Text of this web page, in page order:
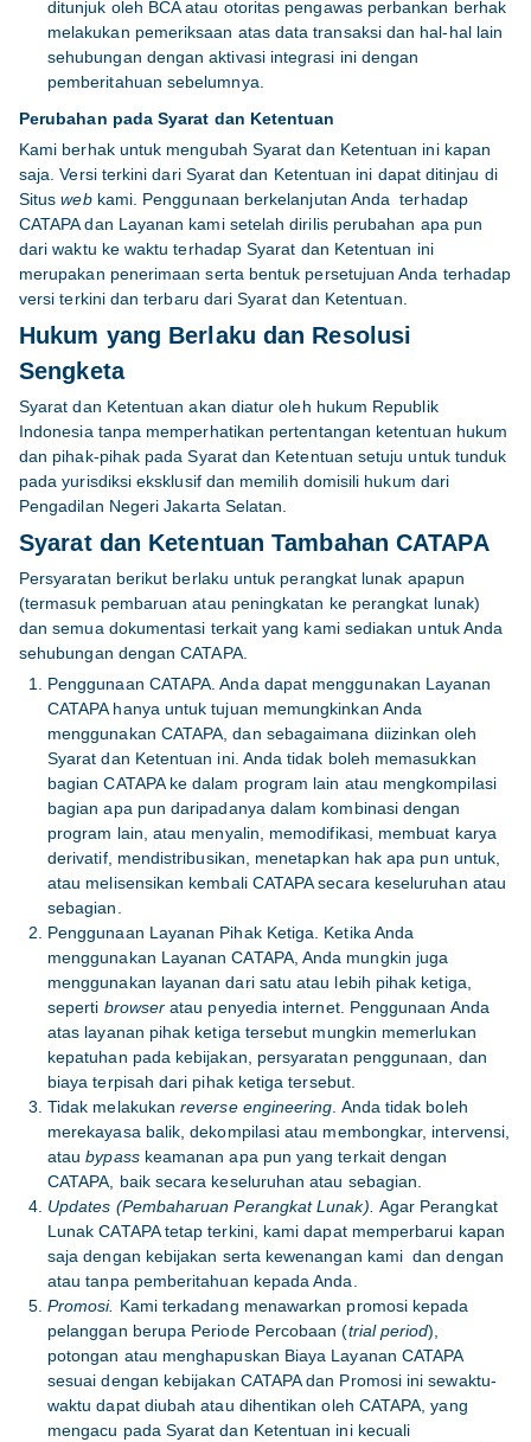
ditunjuk oleh BCA atau otoritas pengawas perbankan berhak
melakukan pemeriksaan atas data transaksi dan hal-hal lain
sehubungan dengan aktivasi integrasi ini dengan
pemberitahuan sebelumnya.
Perubahan pada Syarat dan Ketentuan
Kami berhak untuk mengubah Syarat dan Ketentuan ini kapan
saja. Versi terkini dari Syarat dan Ketentuan ini dapat ditinjau di
Situsweb kami. Penggunaan berkelanjutan Anda terhadap
CATAPA dan Layanan kami setelah dirilis perubahan apa pun
dari waktu ke waktu terhadap Syarat dan Ketentuan ini
merupakan penerimaan serta bentuk persetujuan Anda terhadap
versi terkini dan terbaru dari Syarat dan Ketentuan.
Hukum yang Berlaku dan Resolusi
Sengketa
Syarat dan Ketentuan akan diatur oleh hukum Republik
Indonesia tanpa memperhatikan pertentangan ketentuan hukum
dan pihak-pihak pada Syarat dan Ketentuan setuju untuk tunduk
pada yurisdiksi eksklusif dan memilih domisili hukum dari
Pengadilan Negeri Jakarta Selatan.
Syarat dan Ketentuan Tambahan CATAPA
Persyaratan berikut berlaku untuk perangkat lunak apapun
(termasuk pembaruan atau peningkatan ke perangkat lunak)
dan semua dokumentasi terkait yang kami sediakan untuk Anda
sehubungan dengan CATAPA.
Penggunaan CATAPA. Anda dapat menggunakan Layanan
CATAPA hanya untuk tujuan memungkinkan Anda
menggunakan CATAPA, dan sebagaimana diizinkan oleh
Syarat dan Ketentuan ini. Anda tidak boleh memasukkan
bagian CATAPA ke dalam program lain atau mengkompilasi
bagian apa pun daripadanya dalam kombinasi dengan
program lain, atau menyalin, memodifikasi, membuat karya
derivatif, mendistribusikan, menetapkan hak apa pun untuk,
atau melisensikan kembali CATAPA secara keseluruhan atau
sebagian.
Penggunaan Layanan Pihak Ketiga. Ketika Anda
menggunakan Layanan CATAPA, Anda mungkin juga
menggunakan layanan dari satu atau lebih pihak ketiga,
seperti browser atau penyedia internet. Penggunaan Anda
atas layanan pihak ketiga tersebut mungkin memerlukan
kepatuhan pada kebijakan, persyaratan penggunaan, dan
biaya terpisah dari pihak ketiga tersebut.
Tidak melakukanreverse engineering . Anda tidak boleh
merekayasa balik, dekompilasi atau membongkar, intervensi,
ataubypass keamanan apa pun yang terkait dengan
CATAPA, baik secara keseluruhan atau sebagian.
Updates (Pembaharuan Perangkat Lunak). Agar Perangkat
Lunak CATAPA tetap terkini, kami dapat memperbarui kapan
saja dengan kebijakan serta kewenangan kami dan dengan
atau tanpa pemberitahuan kepada Anda.
Promosi. Kami terkadang menawarkan promosi kepada
pelanggan berupa Periode Percobaan (trial period),
potongan atau menghapuskan Biaya Layanan CATAPA
sesuai dengan kebijakan CATAPA dan Promosi ini sewaktu-
waktu dapat diubah atau dihentikan oleh CATAPA, yang
mengacu pada Syarat dan Ketentuan ini kecuali